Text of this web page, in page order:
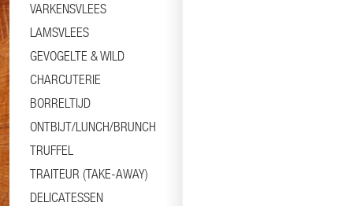
VARKENSVLEES
LAMSVLEES
GEVOGELTE & WILD
CHARCUTERIE
BORRELTIJD
ONTBIJT/LUNCH/BRUNCH
TRUFFEL
TRAITEUR (TAKE-AWAY)
DELICATESSEN